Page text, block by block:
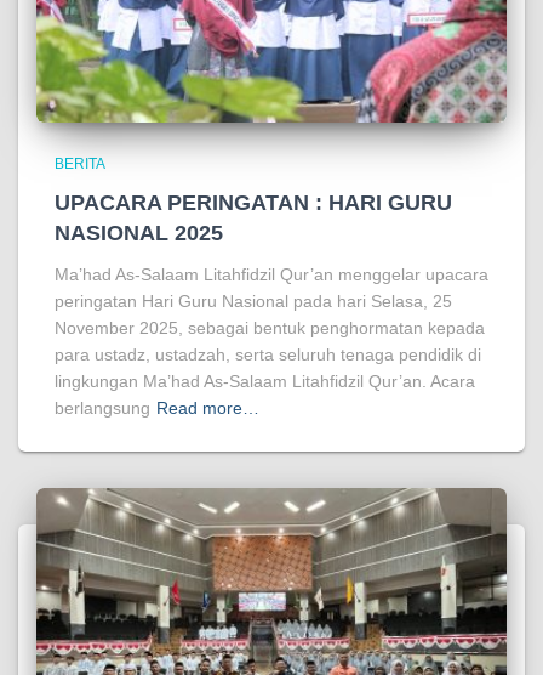
BERITA
UPACARA PERINGATAN : HARI GURU
NASIONAL 2025
Ma’had As-Salaam Litahfidzil Qur’an menggelar upacara
peringatan Hari Guru Nasional pada hari Selasa, 25
November 2025, sebagai bentuk penghormatan kepada
para ustadz, ustadzah, serta seluruh tenaga pendidik di
lingkungan Ma’had As-Salaam Litahfidzil Qur’an. Acara
berlangsung Read more…